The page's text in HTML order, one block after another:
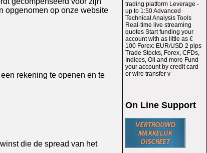
opgenomen op onze website
rekening te openen en te
die de spread van het
trading platform Leverage -
up to 1:50 Advanced
Technical Analysis Tools
Real-time live streaming
quotes Start funding your
account with as little as €
100 Forex: EUR/USD 2 pips
Trade Stocks, Forex, CFDs,
Indices, Oil and more Fund
your account by credit card
or wire transfer v
On Line Support